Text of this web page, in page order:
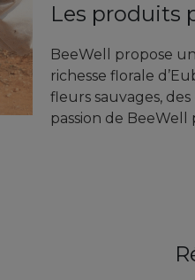
Les produits
BeeWell propose
richesse florale
fleurs sauvages,
passion de